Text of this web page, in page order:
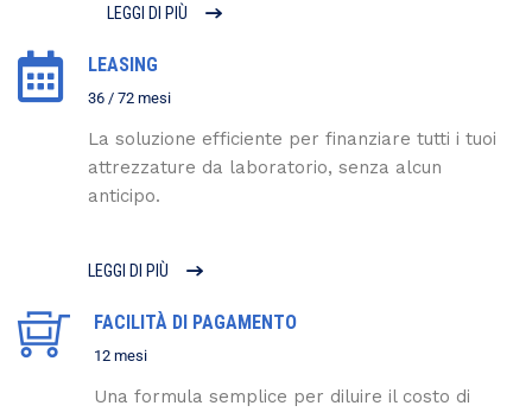
LEGGI DI PIÙ
LEASING
36 / 72 mesi
La soluzione efficiente per finanziare tutti i tuoi
attrezzature da laboratorio, senza alcun
anticipo.
LEGGI DI PIÙ
FACILITÀ DI PAGAMENTO
12 mesi
Una formula semplice per diluire il costo di